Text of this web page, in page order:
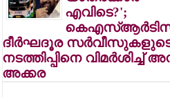
എവിടെ?';
ദീര്‍ഘദൂര
നടത്തിപ്പിനെ വിമര്‍ശിച്ച്
അക്കര